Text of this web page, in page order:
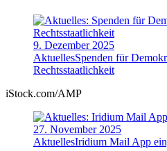
9. Dezember 2025
AktuellesSpenden für
Rechtsstaatlichkeit
iStock.com/AMP
27. November 2025
AktuellesIridium Mail App